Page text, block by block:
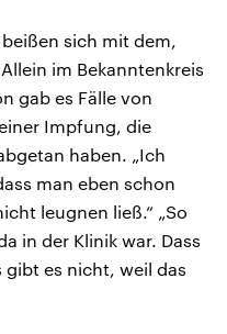
sich mit dem,
im Bekanntenkreis
gab es Fälle von
Impfung, die
haben. „Ich
man eben schon
leugnen ließ.“ „So
in der Klinik war. Dass
gibt es nicht, weil das